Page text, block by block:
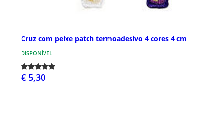
Cruz com peixe patch termoadesivo 4 cores 4 cm
DISPONÍVEL
€ 5,30